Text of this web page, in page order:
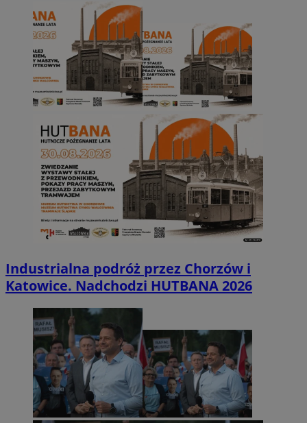
Industrialna podróż przez Chorzów i
Katowice. Nadchodzi HUTBANA 2026